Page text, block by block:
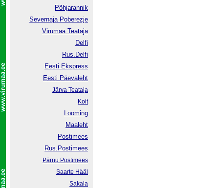
Põhjarannik
Severnaja Poberezje
Virumaa Teataja
Delfi
Rus.Delfi
Eesti Ekspress
Eesti Päevaleht
Järva Teataja
Koit
Looming
Maaleht
Postimees
Rus.Postimees
Pärnu Postimees
Saarte Hääl
Sakala